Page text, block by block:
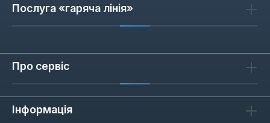
корозії, впливу агресивних середовищ, а
безперебійної роботи водопровідних
систем. Виробник NPO приділяє особливу
увагу відповідності міжнародним
стандартам якості та екологічної безпеки,
що гарантує не тільки довговічність, але й
Послуга «гаряча лінія»
Про сервіс
Інформація